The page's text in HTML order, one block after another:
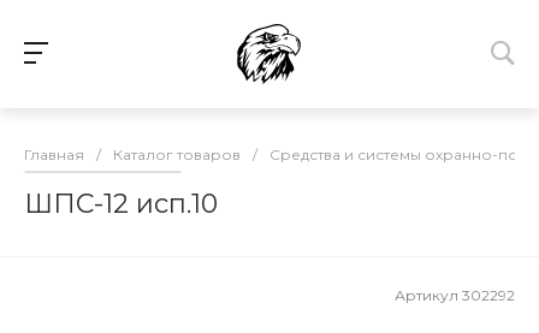
Главная / Каталог товаров / Средства и системы охранно-
ШПС-12 исп.10
Артикул 302292